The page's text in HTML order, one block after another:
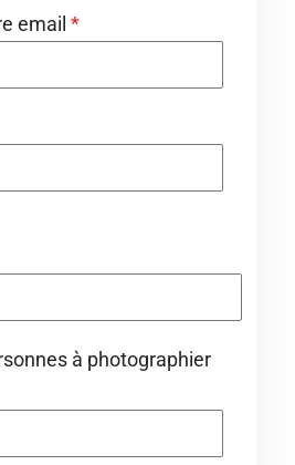
email *
à photographier